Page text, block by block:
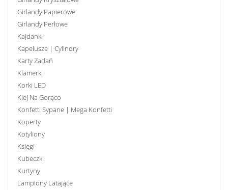
Girlandy Papierowe
Girlandy Perłowe
Kajdanki
Kapelusze | Cylindry
Karty Zadań
Klamerki
Korki LED
Klej Na Gorąco
Konfetti Sypane | Mega Konfetti
Koperty
Kotyliony
Księgi
Kubeczki
Kurtyny
Lampiony Latające